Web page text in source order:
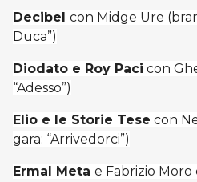
Decibel con Midge Ure
Duca”)
Diodato e Roy Paci con
“Adesso”)
Elio e le Storie Tese con
gara: “Arrivedorci”)
Ermal Meta e Fabrizio Moro